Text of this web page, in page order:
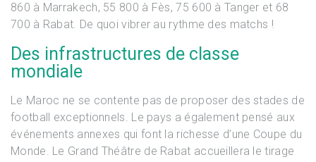
860 à Marrakech, 55 800 à Fès, 75 600 à Tanger et 68
700 à Rabat. De quoi vibrer au rythme des matchs !
Des infrastructures de classe
mondiale
Le Maroc ne se contente pas de proposer des stades de
football exceptionnels. Le pays a également pensé aux
événements annexes qui font la richesse d’une Coupe du
Monde. Le Grand Théâtre de Rabat accueillera le tirage